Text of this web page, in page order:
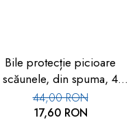
Bile protecție picioare
scăunele, din spuma, 4
buc, multicolor
44,00 RON
17,60 RON